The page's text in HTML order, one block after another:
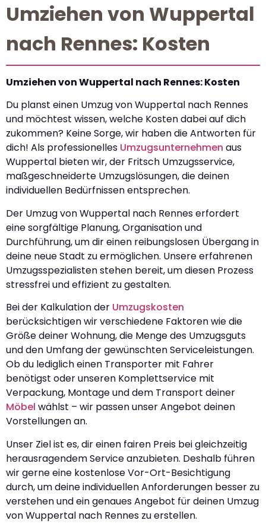
Umziehen von Wuppertal
nach Rennes: Kosten
Umziehen von Wuppertal nach Rennes: Kosten
Du planst einen Umzug von Wuppertal nach Rennes
und möchtest wissen, welche Kosten dabei auf dich
zukommen? Keine Sorge, wir haben die Antworten für
dich! Als professionelles Umzugsunternehmen aus
Wuppertal bieten wir, der Fritsch Umzugsservice,
maßgeschneiderte Umzugslösungen, die deinen
individuellen Bedürfnissen entsprechen.
Der Umzug von Wuppertal nach Rennes erfordert
eine sorgfältige Planung, Organisation und
Durchführung, um dir einen reibungslosen Übergang in
deine neue Stadt zu ermöglichen. Unsere erfahrenen
Umzugsspezialisten stehen bereit, um diesen Prozess
stressfrei und effizient zu gestalten.
Bei der Kalkulation der Umzugskosten
berücksichtigen wir verschiedene Faktoren wie die
Größe deiner Wohnung, die Menge des Umzugsguts
und den Umfang der gewünschten Serviceleistungen.
Ob du lediglich einen Transporter mit Fahrer
benötigst oder unseren Komplettservice mit
Verpackung, Montage und dem Transport deiner
Möbel wählst – wir passen unser Angebot deinen
Vorstellungen an.
Unser Ziel ist es, dir einen fairen Preis bei gleichzeitig
herausragendem Service anzubieten. Deshalb führen
wir gerne eine kostenlose Vor-Ort-Besichtigung
durch, um deine individuellen Anforderungen besser zu
verstehen und ein genaues Angebot für deinen Umzug
von Wuppertal nach Rennes zu erstellen.